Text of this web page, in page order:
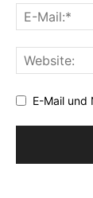
E-Mail und